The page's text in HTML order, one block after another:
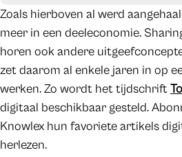
Zoals hierboven al werd
meer in een deeleconomie.
horen ook andere
zet daarom al enkele jaren in op
werken. Zo wordt het tijdschrift
digitaal beschikbaar gesteld.
Knowlex hun favoriete artikels
herlezen.